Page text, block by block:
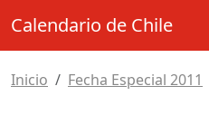
Calendario de Chile
Inicio Fecha Especial 2011